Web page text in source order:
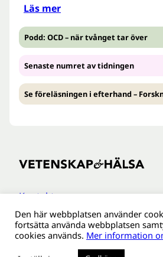
Läs mer
Podd: OCD – när tvånget tar över
Senaste numret av tidningen
Se föreläsningen i efterhand –
Kontakt
Tillgänglighetsredogöreldse
Om webbplatsen
Behandling av personuppgifter
Den här webbplatsen använder
fortsätta använda webbplatsen
cookies används. Mer information